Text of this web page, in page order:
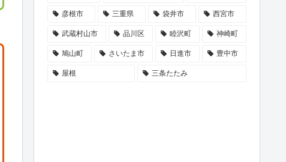
彦根市 三重県 袋井市 西宮市
武蔵村山市 品川区 睦沢町 神崎町
鳩山町 さいたま市 日進市 豊中市
屋根 三条たたみ